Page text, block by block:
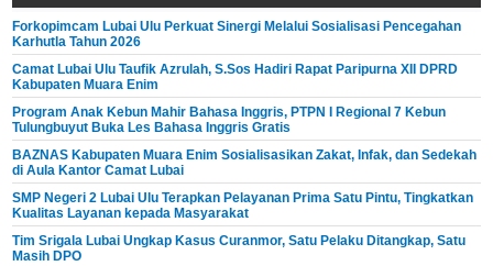
Forkopimcam Lubai Ulu Perkuat Sinergi Melalui Sosialisasi Pencegahan
Karhutla Tahun 2026
Camat Lubai Ulu Taufik Azrulah, S.Sos Hadiri Rapat Paripurna XII DPRD
Kabupaten Muara Enim
Program Anak Kebun Mahir Bahasa Inggris, PTPN I Regional 7 Kebun
Tulungbuyut Buka Les Bahasa Inggris Gratis
BAZNAS Kabupaten Muara Enim Sosialisasikan Zakat, Infak, dan Sedekah
di Aula Kantor Camat Lubai
SMP Negeri 2 Lubai Ulu Terapkan Pelayanan Prima Satu Pintu, Tingkatkan
Kualitas Layanan kepada Masyarakat
Tim Srigala Lubai Ungkap Kasus Curanmor, Satu Pelaku Ditangkap, Satu
Masih DPO